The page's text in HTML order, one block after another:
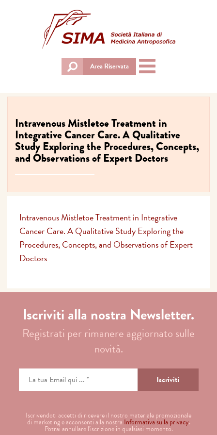
Area Riservata
Toggle
navigation
Intravenous Mistletoe Treatment in
Integrative Cancer Care. A Qualitative
Study Exploring the Procedures, Concepts,
and Observations of Expert Doctors
Intravenous Mistletoe Treatment in Integrative
Cancer Care. A Qualitative Study Exploring the
Procedures, Concepts, and Observations of Expert
Doctors
Iscriviti alla nostra Newsletter.
Registrati per rimanere aggiornato sulle
novità.
Iscrivendoti accetti di ricevere il nostro materiale promozionale
di marketing e acconsenti alla nostra Informativa sulla privacy.
Potrai annullare l'iscrizione in qualsiasi momento.